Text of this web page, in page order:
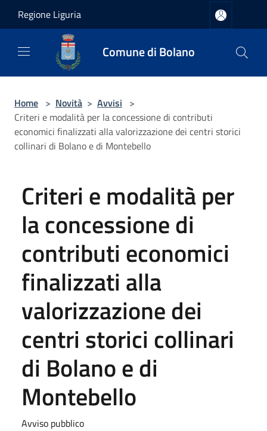
Regione Liguria
Comune di Bolano
Home > Novità > Avvisi >
Criteri e modalità per la concessione di contributi
economici finalizzati alla valorizzazione dei centri storici
collinari di Bolano e di Montebello
Criteri e modalità per
la concessione di
contributi economici
finalizzati alla
valorizzazione dei
centri storici collinari
di Bolano e di
Montebello
Avviso pubblico